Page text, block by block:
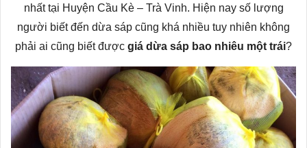
nhất tại Huyện Cầu Kè – Trà Vinh. Hiện nay số lượng
người biết đến dừa sáp cũng khá nhiều tuy nhiên không
phải ai cũng biết được giá dừa sáp bao nhiêu một trái?